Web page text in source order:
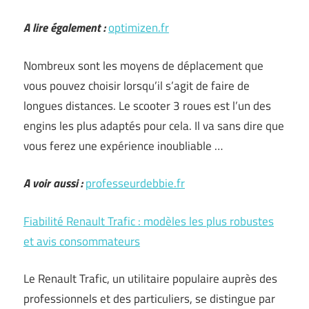
A lire également :optimizen.fr
Nombreux sont les moyens de déplacement que
vous pouvez choisir lorsqu’il s’agit de faire de
longues distances. Le scooter 3 roues est l’un des
engins les plus adaptés pour cela. Il va sans dire que
vous ferez une expérience inoubliable …
A voir aussi :professeurdebbie.fr
Fiabilité Renault Trafic : modèles les plus robustes
et avis consommateurs
Le Renault Trafic, un utilitaire populaire auprès des
professionnels et des particuliers, se distingue par